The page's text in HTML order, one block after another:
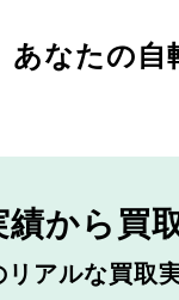
あなたの自
から 買
リアルな買取